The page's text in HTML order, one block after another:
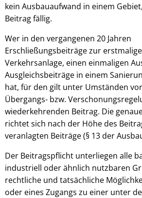
kein Ausbauaufwand in einem
Beitrag fällig.
Wer in den vergangenen 20 Jahren
Erschließungsbeiträge zur
Verkehrsanlage, einen einmaligen
Ausgleichsbeiträge in einem
hat, für den gilt unter Umständen
Übergangs- bzw.
wiederkehrenden Beitrag. Die
richtet sich nach der Höhe des
veranlagten Beiträge (§ 13 der
Der Beitragspflicht unterliegen alle
industriell oder ähnlich nutzbaren
rechtliche und tatsächliche
oder eines Zugangs zu einer unter